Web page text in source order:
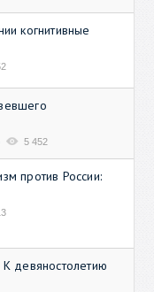
когнитивные
5 452
против России:
девяностолетию